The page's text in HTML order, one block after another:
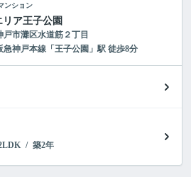
ンション
リア王子公園
戸市灘区水道筋２丁目
急神戸本線「王子公園」駅 徒歩8分
/ 築2年